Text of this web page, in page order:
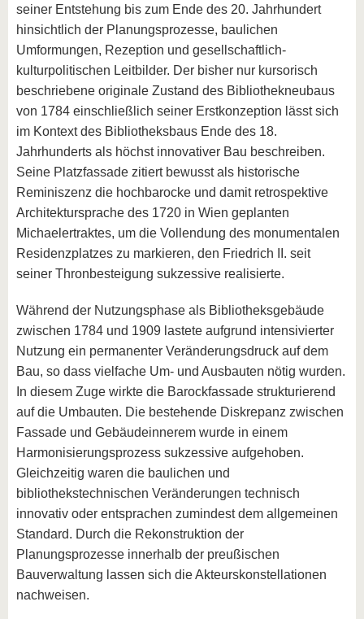
seiner Entstehung bis zum Ende des 20. Jahrhundert
hinsichtlich der Planungsprozesse, baulichen
Umformungen, Rezeption und gesellschaftlich-
kulturpolitischen Leitbilder. Der bisher nur kursorisch
beschriebene originale Zustand des Bibliothekneubaus
von 1784 einschließlich seiner Erstkonzeption lässt sich
im Kontext des Bibliotheksbaus Ende des 18.
Jahrhunderts als höchst innovativer Bau beschreiben.
Seine Platzfassade zitiert bewusst als historische
Reminiszenz die hochbarocke und damit retrospektive
Architektursprache des 1720 in Wien geplanten
Michaelertraktes, um die Vollendung des monumentalen
Residenzplatzes zu markieren, den Friedrich II. seit
seiner Thronbesteigung sukzessive realisierte.
Während der Nutzungsphase als Bibliotheksgebäude
zwischen 1784 und 1909 lastete aufgrund intensivierter
Nutzung ein permanenter Veränderungsdruck auf dem
Bau, so dass vielfache Um- und Ausbauten nötig wurden.
In diesem Zuge wirkte die Barockfassade strukturierend
auf die Umbauten. Die bestehende Diskrepanz zwischen
Fassade und Gebäudeinnerem wurde in einem
Harmonisierungsprozess sukzessive aufgehoben.
Gleichzeitig waren die baulichen und
bibliothekstechnischen Veränderungen technisch
innovativ oder entsprachen zumindest dem allgemeinen
Standard. Durch die Rekonstruktion der
Planungsprozesse innerhalb der preußischen
Bauverwaltung lassen sich die Akteurskonstellationen
nachweisen.